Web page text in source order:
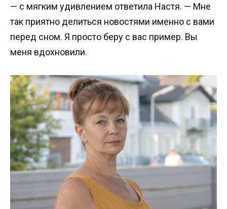
— с мягким удивлением ответила Настя. — Мне
так приятно делиться новостями именно с вами
перед сном. Я просто беру с вас пример. Вы
меня вдохновили.